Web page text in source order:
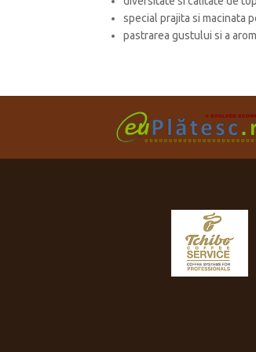
special prajita si macinata
pastrarea gustului si a